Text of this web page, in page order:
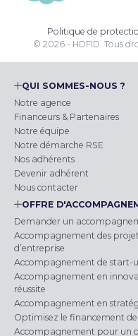
Politique de
© 2026 - HDFID. Tous
QUI SOMMES-NOUS ?
Notre agence
Financeurs & Partenaires
Notre équipe
Notre démarche RSE
Nos adhérents
Devenir adhérent
Nous contacter
OFFRE
Demander un
Accompagnement des
d’entreprise
Accompagnement de start-
Accompagnement en
réussite
Accompagnement en
Optimisez le financement
Accompagnement pour un